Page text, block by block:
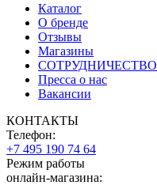
Каталог
О бренде
Отзывы
Магазины
СОТРУДНИЧЕСТВО
Пресса о нас
Вакансии
КОНТАКТЫ
Телефон:
+7 495 190 74 64
Режим работы
онлайн-магазина: